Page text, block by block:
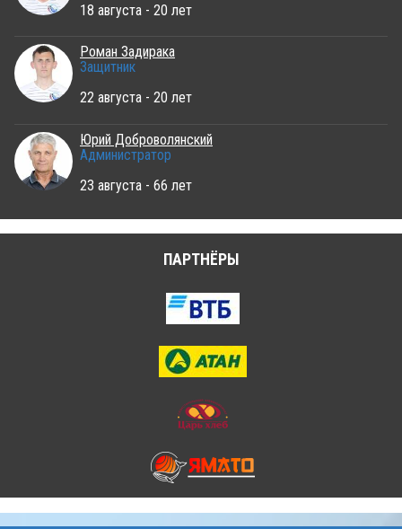
18 августа - 20 лет
Роман Задирака
Защитник
22 августа - 20 лет
Юрий Доброволянский
Администратор
23 августа - 66 лет
ПАРТНЁРЫ